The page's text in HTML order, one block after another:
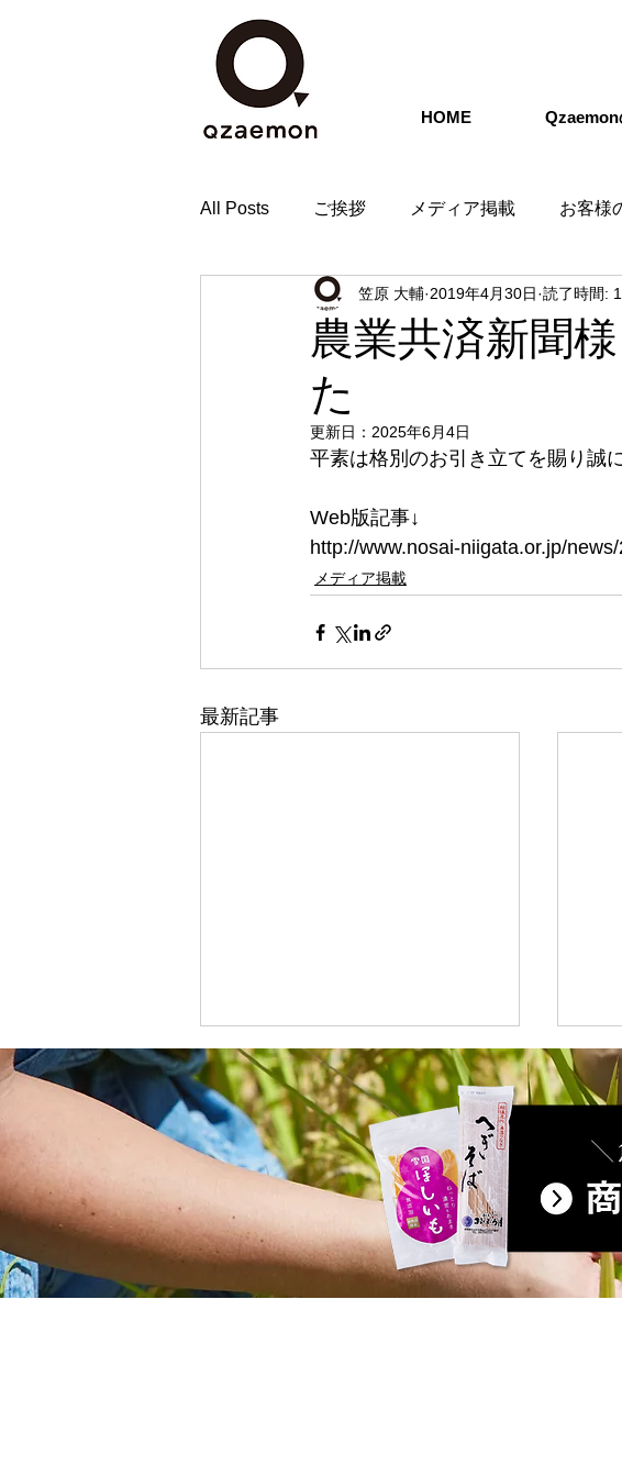
HOME Qzaemon
All Posts ご挨拶 メディア掲載 お客様
農業共済新聞
た
笠原 大輔 2019年4月30日 読了時間:
更新日： 2025年6月4日
平素は格別のお引き立てを賜り誠
Web版記事↓
http://www.nosai-niigata.or.jp/
メディア掲載
最新記事
令和5年『南魚沼産コシヒカ
リ食味コンテスト』で優秀賞
を受賞しました